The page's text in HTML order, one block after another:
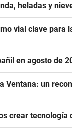
heladas y
vial clave para
en agosto de
Ventana: un
crear